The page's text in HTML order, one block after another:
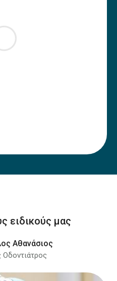
ειδικούς μας
Αθανάσιος
Οδοντιάτρος